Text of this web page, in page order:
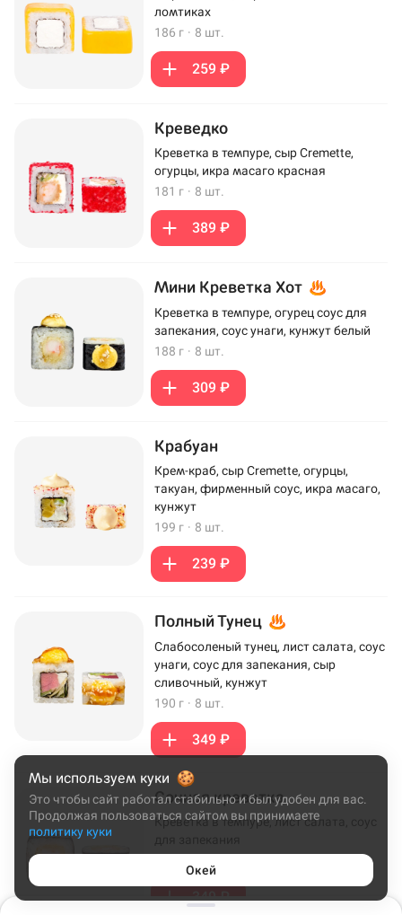
ломтиках
186 г · 8 шт.
259 ₽
Креведко
Креветка в темпуре, сыр Cremette,
огурцы, икра масаго красная
181 г · 8 шт.
389 ₽
Мини Креветка Хот
Креветка в темпуре, огурец соус для
запекания, соус унаги, кунжут белый
188 г · 8 шт.
309 ₽
Крабуан
Крем-краб, сыр Cremette, огурцы,
такуан, фирменный соус, икра масаго,
кунжут
199 г · 8 шт.
239 ₽
Полный Тунец
Слабосоленый тунец, лист салата, соус
унаги, соус для запекания, сыр
сливочный, кунжут
190 г · 8 шт.
349 ₽
Сочная креветка
Креветка в темпуре, лист салата, соус
349 ₽
Мы используем куки
Это чтобы сайт работал стабильно и был удобен для вас.
Продолжая пользоваться сайтом вы принимаете
политику куки
Окей